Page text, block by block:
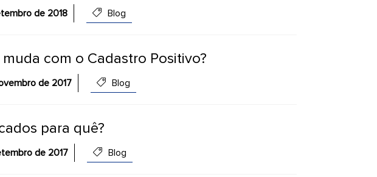
de 2018 Blog
com o Cadastro Positivo?
de 2017 Blog
para quê?
de 2017 Blog